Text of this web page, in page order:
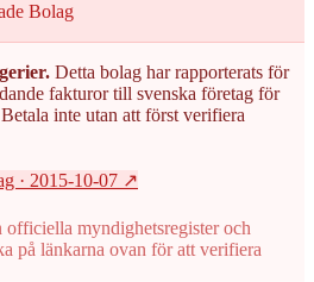
Bolag
Detta bolag har rapporterats för
fakturor till svenska företag för
inte utan att först verifiera
· 2015-10-07 ↗
myndighetsregister och
på länkarna ovan för att verifiera